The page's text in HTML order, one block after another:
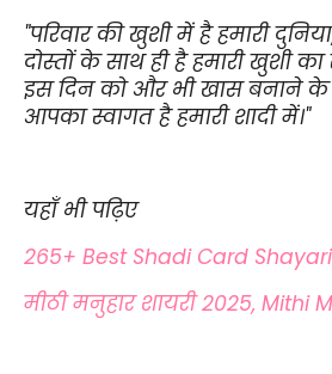
"परिवार की खुशी में है हमारी
दोस्तों के साथ ही है हमारी खुशी
इस दिन को और भी खास बनाने के
आपका स्वागत है हमारी शादी में।"
यहाँ भी पढ़िए
265+ Best Shadi Card
मीठी मनुहार शायरी 2025, Mithi